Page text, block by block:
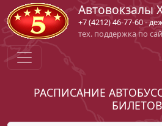
Автовокзалы
+7 (4212) 46-77-60 -
тех. поддержка по
РАСПИСАНИЕ
БИЛЕТОВ